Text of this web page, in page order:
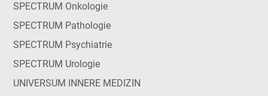
SPECTRUM Onkologie
SPECTRUM Pathologie
SPECTRUM Psychiatrie
SPECTRUM Urologie
UNIVERSUM INNERE MEDIZIN